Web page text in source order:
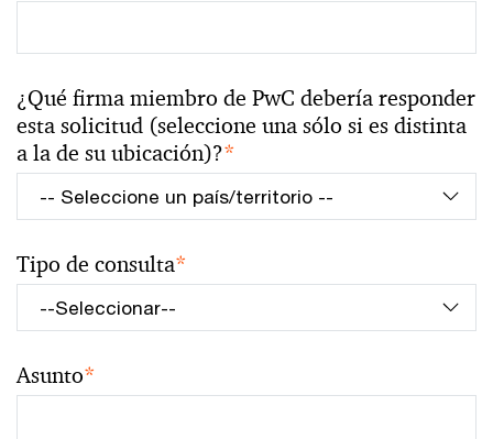
¿Qué firma miembro de PwC debería responder
esta solicitud (seleccione una sólo si es distinta
a la de su ubicación)?*
Tipo de consulta*
Asunto*